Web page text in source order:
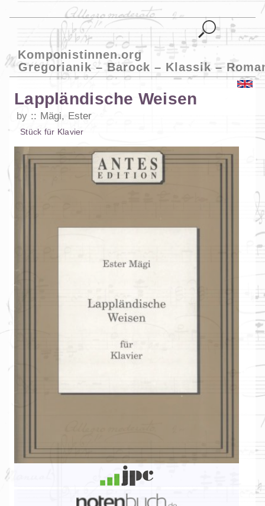
Komponistinnen.org
Gregorianik – Barock – Klassik –
Lappländische Weisen
by Mägi, Ester
Stück für Klavier